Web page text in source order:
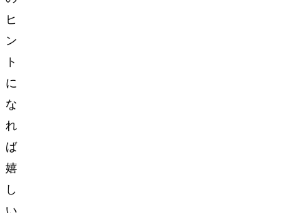
ヒ
ン
ト
に
な
れ
ば
嬉
し